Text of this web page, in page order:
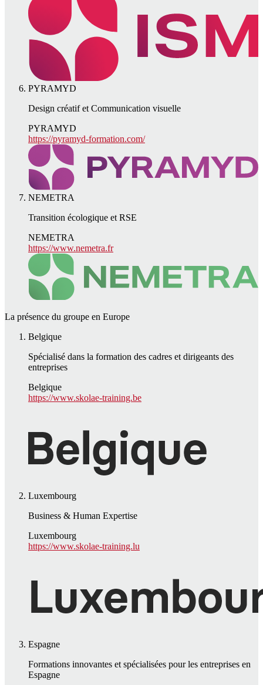
PYRAMYD
Design créatif et Communication visuelle
PYRAMYD
https://pyramyd-formation.com/
NEMETRA
Transition écologique et RSE
NEMETRA
https://www.nemetra.fr
La présence du groupe en Europe
Belgique
Spécialisé dans la formation des cadres et dirigeants des
entreprises
Belgique
https://www.skolae-training.be
Luxembourg
Business & Human Expertise
Luxembourg
https://www.skolae-training.lu
Espagne
Formations innovantes et spécialisées pour les entreprises en
Espagne